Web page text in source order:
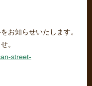
お知らせいたします。
。
street-